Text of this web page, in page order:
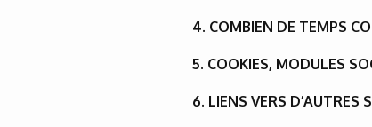
4. COMBIEN DE TEMPS
5. COOKIES, MODULES
6. LIENS VERS D’AUTRES